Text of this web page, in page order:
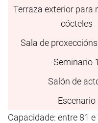
Terraza exterior para
cócteles
Sala de
Seminario 1
Salón de
Escenario
Capacidade: entre 81